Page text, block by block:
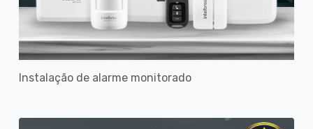
Instalação de alarme monitorado